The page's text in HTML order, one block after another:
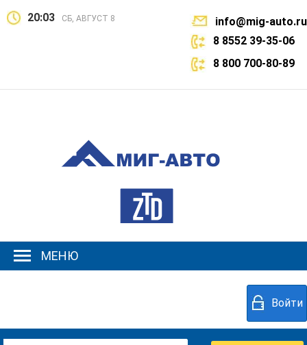
20:03 СБ, АВГУСТ 8
info@mig-auto.ru
8 8552 39-35-06
8 800 700-80-89
МЕНЮ
Войти